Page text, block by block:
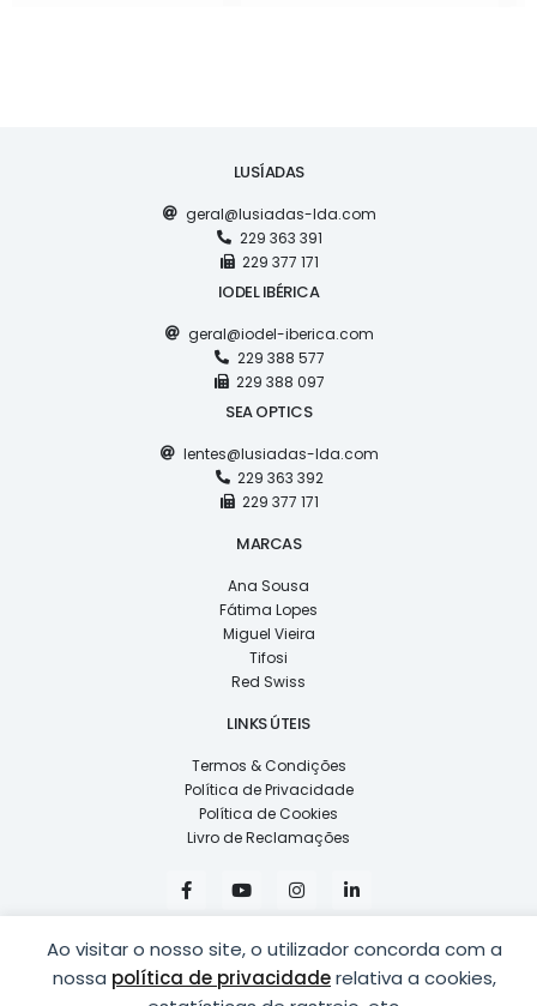
Ao visitar o nosso site, o utilizador concorda com a
nossa política de privacidaderelativa a cookies,
LUSÍADAS
geral@lusiadas-lda.com
229 363 391
229 377 171
IODEL IBÉRICA
geral@iodel-iberica.com
229 388 577
229 388 097
SEA OPTICS
lentes@lusiadas-lda.com
229 363 392
229 377 171
MARCAS
Ana Sousa
Fátima Lopes
Miguel Vieira
Tifosi
Red Swiss
LINKS ÚTEIS
Termos & Condições
Política de Privacidade
Política de Cookies
Livro de Reclamações
F
a
c
b
o
o
Y
o
u
u
b
e
I
n
s
a
g
r
i
n
e
d
i